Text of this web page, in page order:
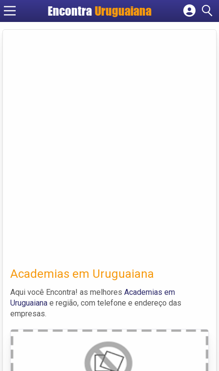
Encontra Uruguaiana
Cadastrar empresa
Academias em Uruguaiana
Aqui você Encontra! as melhores Academias em
Uruguaiana e região, com telefone e endereço das
empresas.